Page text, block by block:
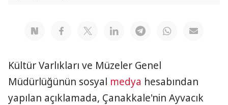
Kültür Varlıkları ve Müzeler Genel
Müdürlüğünün sosyal medya hesabından
yapılan açıklamada, Çanakkale'nin Ayvacık